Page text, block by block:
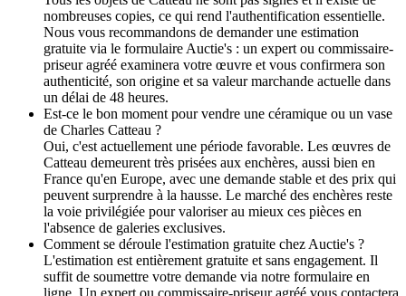
nombreuses copies, ce qui rend l'authentification essentielle.
Nous vous recommandons de demander une estimation
gratuite via le formulaire Auctie's : un expert ou commissaire-
priseur agréé examinera votre œuvre et vous confirmera son
authenticité, son origine et sa valeur marchande actuelle dans
un délai de 48 heures.
Est-ce le bon moment pour vendre une céramique ou un vase
de Charles Catteau ?
Oui, c'est actuellement une période favorable. Les œuvres de
Catteau demeurent très prisées aux enchères, aussi bien en
France qu'en Europe, avec une demande stable et des prix qui
peuvent surprendre à la hausse. Le marché des enchères reste
la voie privilégiée pour valoriser au mieux ces pièces en
l'absence de galeries exclusives.
Comment se déroule l'estimation gratuite chez Auctie's ?
L'estimation est entièrement gratuite et sans engagement. Il
suffit de soumettre votre demande via notre formulaire en
ligne. Un expert ou commissaire-priseur agréé vous contactera